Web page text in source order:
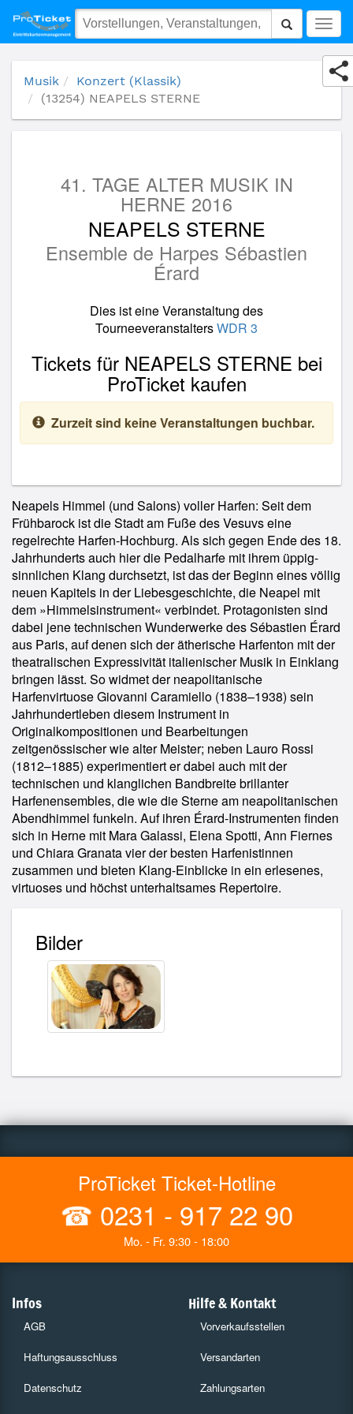
(13254) NEAPELS STERNE
Musik
Konzert (Klassik)
(13254) NEAPELS STERNE
41. TAGE ALTER MUSIK IN
HERNE 2016
NEAPELS STERNE
Ensemble de Harpes Sébastien
Érard
Dies ist eine Veranstaltung des
TourneeveranstaltersWDR 3
Tickets für NEAPELS STERNE bei
ProTicket kaufen
Zurzeit sind keine Veranstaltungen buchbar.
Neapels Himmel (und Salons) voller Harfen: Seit dem
Frühbarock ist die Stadt am Fuße des Vesuvs eine
regelrechte Harfen-Hochburg. Als sich gegen Ende des 18.
Jahrhunderts auch hier die Pedalharfe mit ihrem üppig-
sinnlichen Klang durchsetzt, ist das der Beginn eines völlig
neuen Kapitels in der Liebesgeschichte, die Neapel mit
dem »Himmelsinstrument« verbindet. Protagonisten sind
dabei jene technischen Wunderwerke des Sébastien Érard
aus Paris, auf denen sich der ätherische Harfenton mit der
theatralischen Expressivität italienischer Musik in Einklang
bringen lässt. So widmet der neapolitanische
Harfenvirtuose Giovanni Caramiello (1838–1938) sein
Jahrhundertleben diesem Instrument in
Originalkompositionen und Bearbeitungen
zeitgenössischer wie alter Meister; neben Lauro Rossi
(1812–1885) experimentiert er dabei auch mit der
technischen und klanglichen Bandbreite brillanter
Harfenensembles, die wie die Sterne am neapolitanischen
Abendhimmel funkeln. Auf ihren Érard-Instrumenten finden
sich in Herne mit Mara Galassi, Elena Spotti, Ann Fiernes
und Chiara Granata vier der besten Harfenistinnen
zusammen und bieten Klang-Einblicke in ein erlesenes,
virtuoses und höchst unterhaltsames Repertoire.
Bilder
ProTicket Ticket-Hotline
☎ 0231 - 917 22 90
Mo. - Fr. 9:30 - 18:00
Infos
AGB
Haftungsausschluss
Datenschutz
Hilfe & Kontakt
Vorverkaufsstellen
Versandarten
Zahlungsarten